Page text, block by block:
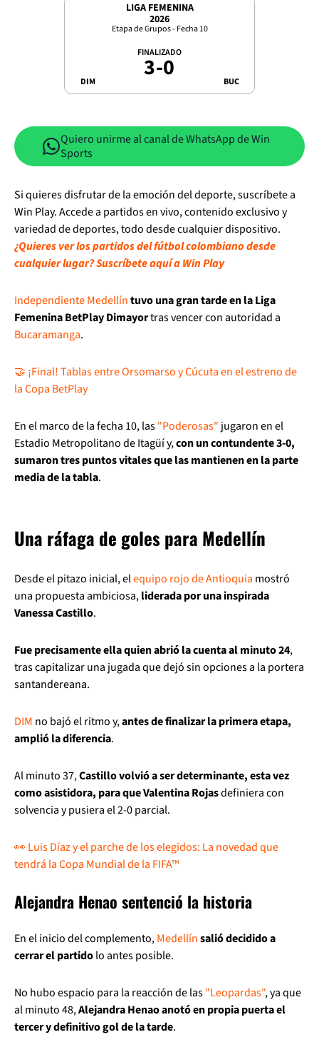
LIGA FEMENINA
2026
Etapa de Grupos - Fecha 10
DIM
FINALIZADO
3-0 BUC
Quiero unirme al canal de WhatsApp de Win
Sports
Si quieres disfrutar de la emoción del deporte, suscríbete a
Win Play. Accede a partidos en vivo, contenido exclusivo y
variedad de deportes, todo desde cualquier dispositivo.
¿Quieres ver los partidos del fútbol colombiano desde
cualquier lugar? Suscríbete aquí a Win Play
Independiente Medellíntuvo una gran tarde en la Liga
Femenina BetPlay Dimayortras vencer con autoridad a
Bucaramanga.
🤝 ¡Final! Tablas entre Orsomarso y Cúcuta en el estreno de
la Copa BetPlay
En el marco de la fecha 10, las"Poderosas" jugaron en el
Estadio Metropolitano de Itagüí y,con un contundente 3-0,
sumaron tres puntos vitales que las mantienen en la parte
media de la tabla.
Una ráfaga de goles para Medellín
Desde el pitazo inicial, elequipo rojo de Antioquia mostró
una propuesta ambiciosa,liderada por una inspirada
Vanessa Castillo.
Fue precisamente ella quien abrió la cuenta al minuto 24,
tras capitalizar una jugada que dejó sin opciones a la portera
santandereana.
DIM no bajó el ritmo y,antes de finalizar la primera etapa,
amplió la diferencia.
Al minuto 37,Castillo volvió a ser determinante, esta vez
como asistidora, para que Valentina Rojasdefiniera con
solvencia y pusiera el 2-0 parcial.
👀 Luis Díaz y el parche de los elegidos: La novedad que
tendrá la Copa Mundial de la FIFA™
Alejandra Henao sentenció la historia
En el inicio del complemento,Medellínsalió decidido a
cerrar el partidolo antes posible.
No hubo espacio para la reacción de las"Leopardas", ya que
al minuto 48,Alejandra Henao anotó en propia puerta el
tercer y definitivo gol de la tarde.